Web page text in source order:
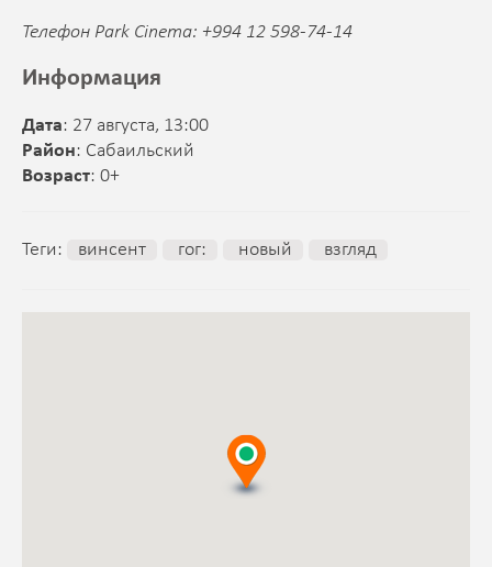
Телефон Park Cinema: +994 12 598-74-14
Информация
Дата: 27 августа, 13:00
Район: Сабаильский
Возраст: 0+
Теги: винсент гог: новый взгляд